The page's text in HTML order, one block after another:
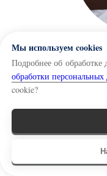
Финансового
Мы используем cookies
Подробнее об
обработки
cookie?